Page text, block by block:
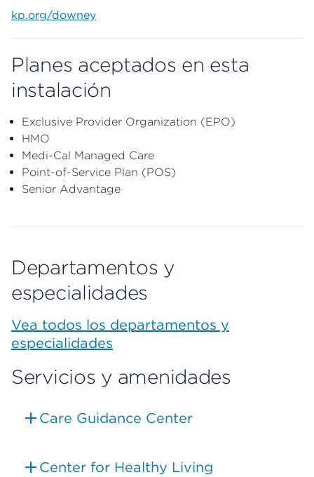
kp.org/downey
Planes aceptados en esta
instalación
Exclusive Provider Organization (EPO)
HMO
Medi-Cal Managed Care
Point-of-Service Plan (POS)
Senior Advantage
Departamentos y
especialidades
Vea todos los departamentos y
especialidades
Servicios y amenidades
Care Guidance Center
Center for Healthy Living